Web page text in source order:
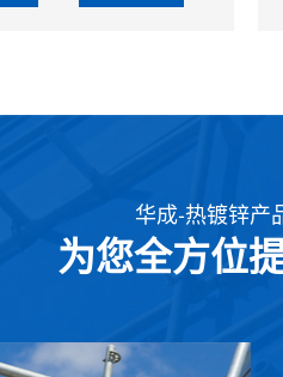
华成-热镀锌产
为您全方位